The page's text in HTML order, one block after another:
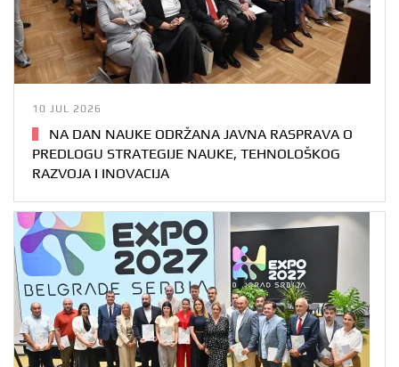
10 JUL 2026
NA DAN NAUKE ODRŽANA JAVNA RASPRAVA O
PREDLOGU STRATEGIJE NAUKE, TEHNOLOŠKOG
RAZVOJA I INOVACIJA